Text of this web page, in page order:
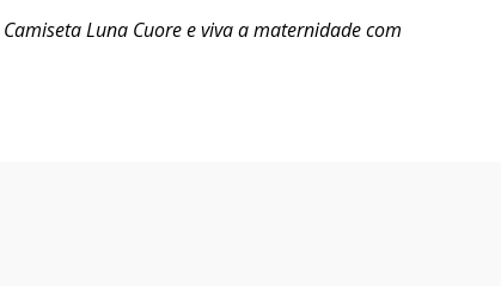
Luna Cuore e viva a maternidade com